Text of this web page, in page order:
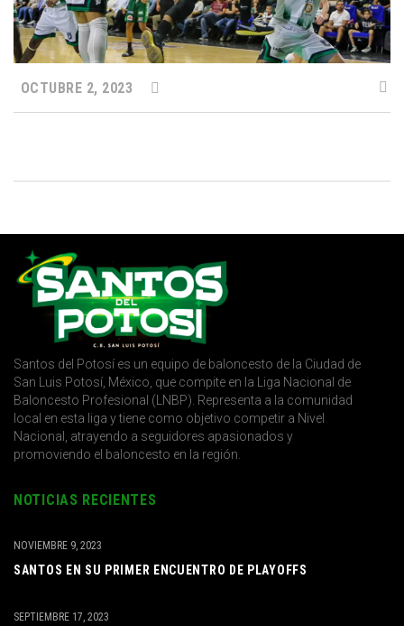
OCTUBRE 2, 2023
Santos del Potosí es un equipo de baloncesto de la Ciudad de
San Luis Potosí, México, que compite en la Liga Nacional de
Baloncesto Profesional (LNBP). Representa a la comunidad
local en esta liga y tiene como objetivo competir a Nivel
Nacional, atrayendo a seguidores apasionados y
promoviendo el baloncesto en la región.
NOTICIAS RECIENTES
SANTOS EN SU PRIMER ENCUENTRO DE PLAYOFFS
NOVIEMBRE 9, 2023
SEPTIEMBRE 17, 2023